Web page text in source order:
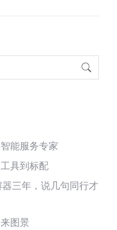
能服务专家
具到标配
三年，说几句同行才
图景